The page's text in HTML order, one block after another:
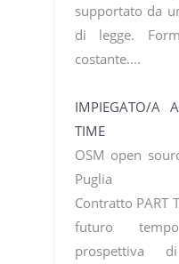
supportato da
di legge.
costante....
IMPIEGATO/A
TIME
OSM open
Puglia
Contratto PART
futuro
prospettiva